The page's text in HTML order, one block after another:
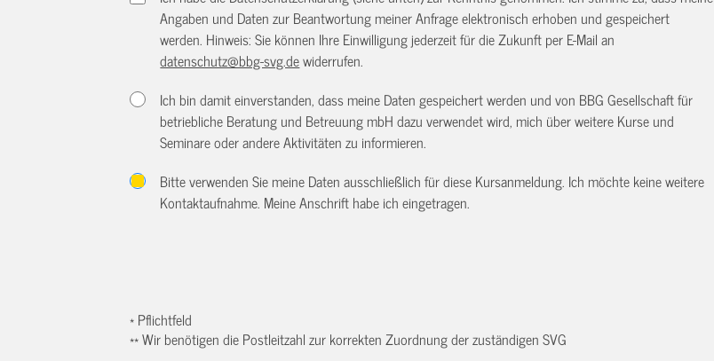
Angaben und Daten zur Beantwortung meiner Anfrage elektronisch erhoben und gespeichert
werden. Hinweis: Sie können Ihre Einwilligung jederzeit für die Zukunft per E-Mail an
datenschutz@bbg-svg.dewiderrufen.
Ich bin damit einverstanden, dass meine Daten gespeichert werden und von BBG Gesellschaft für
betriebliche Beratung und Betreuung mbH dazu verwendet wird, mich über weitere Kurse und
Seminare oder andere Aktivitäten zu informieren.
Bitte verwenden Sie meine Daten ausschließlich für diese Kursanmeldung. Ich möchte keine weitere
Kontaktaufnahme. Meine Anschrift habe ich eingetragen.
* Pflichtfeld
** Wir benötigen die Postleitzahl zur korrekten Zuordnung der zuständigen SVG